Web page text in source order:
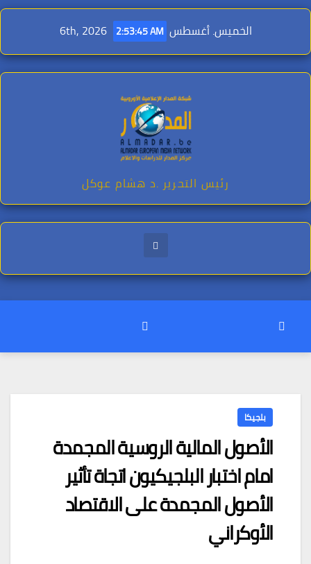
Skip
content
الخميس. أغسطس 6th, 2026 2:53:47 AM
رئيس التحرير .د هشام عوكل
بلجيكا
الأصول المالية الروسية المجمدة
امام اختبار البلجيكيون اتجاة تأثير
الأصول المجمدة على الاقتصاد
الأوكراني